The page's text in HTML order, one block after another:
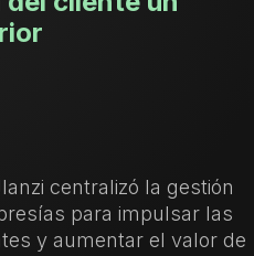
centralizó la gestión
para impulsar las
aumentar el valor de